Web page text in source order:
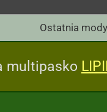
Ostatnia
multipasko